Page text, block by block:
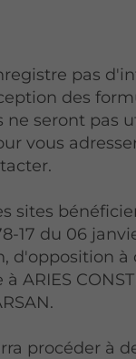
pas
des
seront pas
vous
sites
17 du 06
d'opposition
procéder à